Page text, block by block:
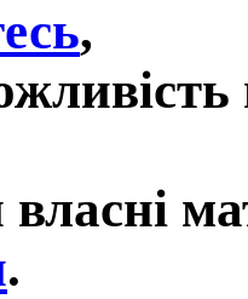
,
власні
.